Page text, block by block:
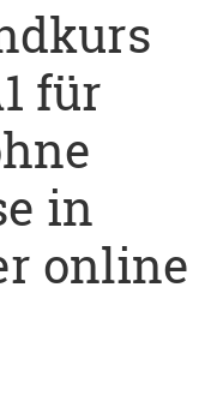
für
in
online